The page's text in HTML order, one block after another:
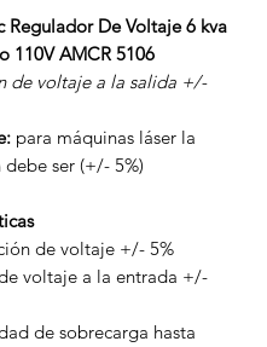
Regulador De Voltaje 6 kva
110V AMCR 5106
de voltaje a la salida +/-
para máquinas láser la
ser (+/- 5%)
de voltaje +/- 5%
voltaje a la entrada +/-
de sobrecarga hasta